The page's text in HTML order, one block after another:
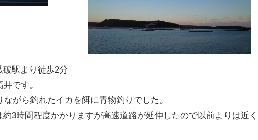
駅より徒歩2分
です。
がら釣れたイカを餌に青物釣りでした。
3時間程度かかりますが高速道路が延伸したので以前よりは近